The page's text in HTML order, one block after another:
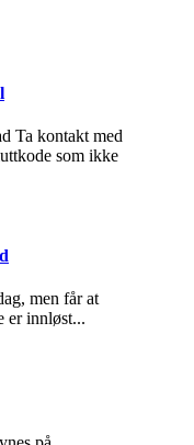
Ta kontakt med
som ikke
men får at
er innløst...